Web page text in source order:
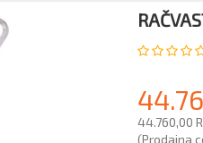
44.760,00
(Prodajna